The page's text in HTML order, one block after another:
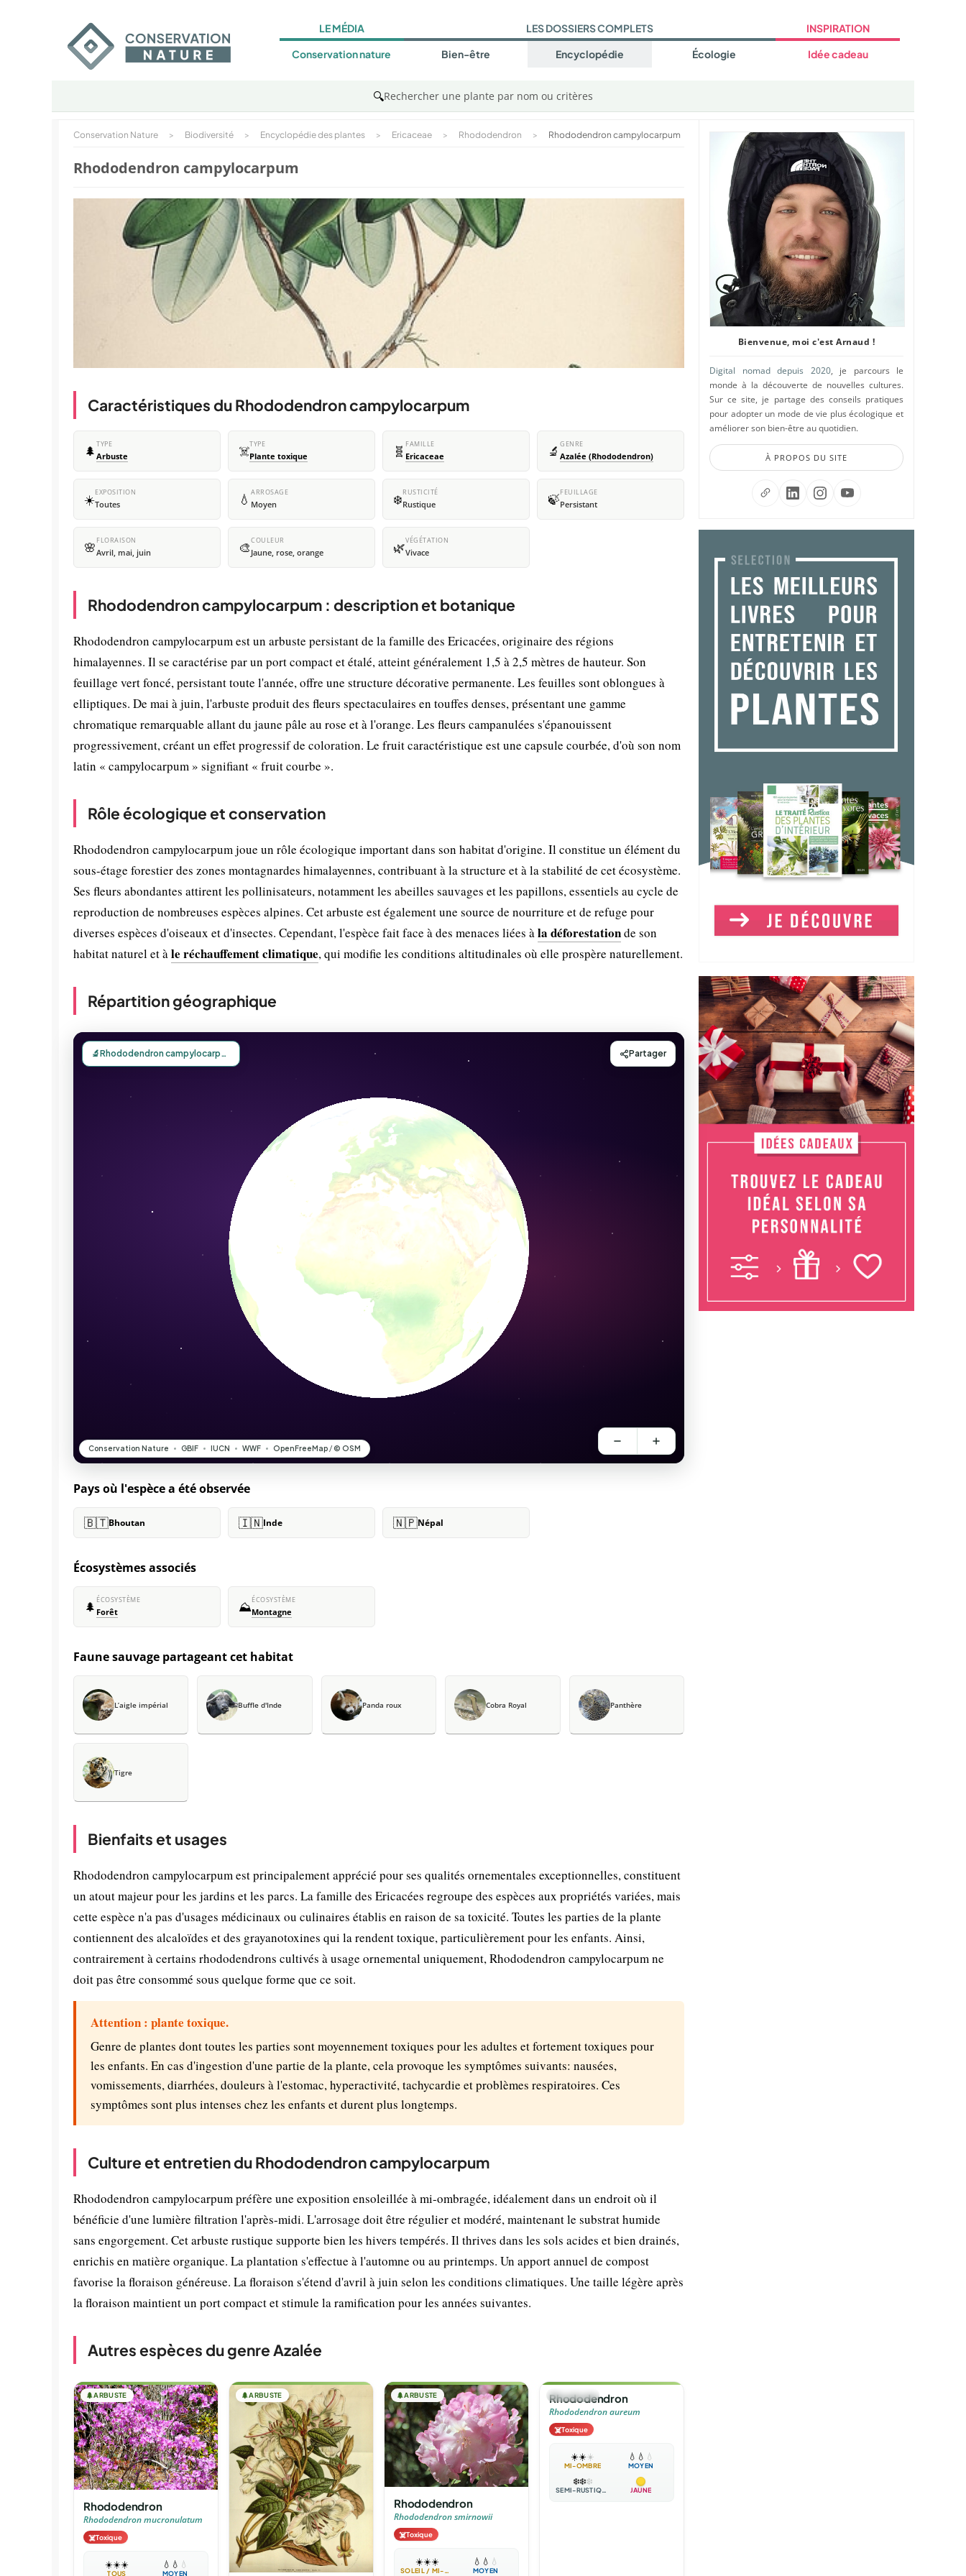
LE MÉDIA
Conservation nature
LES DOSSIERS COMPLETS
Bien-être Encyclopédie Écologie
INSPIRATION
Idée cadeau
🔍Rechercher une plante par nom ou critères
Conservation Nature > Biodiversité > Encyclopédie des plantes > Ericaceae > Rhododendron > Rhododendron campylocarpum
Rhododendron campylocarpum
Caractéristiques du Rhododendron campylocarpum
🌲 TYPE
Arbuste ☠️TYPE
Plante toxique 🧬 FAMILLE
Ericaceae 🔬 GENRE
Azalée (Rhododendron)
☀️EXPOSITION
Toutes 💧 ARROSAGE
Moyen ❄️RUSTICITÉ
Rustique 🍃FEUILLAGE
Persistant
🌸 FLORAISON
Avril, mai, juin 🎨COULEUR
Jaune, rose, orange 🌿VÉGÉTATION
Vivace
Rhododendron campylocarpum : description et botanique
Rhododendron campylocarpum est un arbuste persistant de la famille des Ericacées, originaire des régions
himalayennes. Il se caractérise par un port compact et étalé, atteint généralement 1,5 à 2,5 mètres de hauteur. Son
feuillage vert foncé, persistant toute l'année, offre une structure décorative permanente. Les feuilles sont oblongues à
elliptiques. De mai à juin, l'arbuste produit des fleurs spectaculaires en touffes denses, présentant une gamme
chromatique remarquable allant du jaune pâle au rose et à l'orange. Les fleurs campanulées s'épanouissent
progressivement, créant un effet progressif de coloration. Le fruit caractéristique est une capsule courbée, d'où son nom
latin « campylocarpum » signifiant « fruit courbe ».
Rôle écologique et conservation
Rhododendron campylocarpum joue un rôle écologique important dans son habitat d'origine. Il constitue un élément du
sous-étage forestier des zones montagnardes himalayennes, contribuant à la structure et à la stabilité de cet écosystème.
Ses fleurs abondantes attirent les pollinisateurs, notamment les abeilles sauvages et les papillons, essentiels au cycle de
reproduction de nombreuses espèces alpines. Cet arbuste est également une source de nourriture et de refuge pour
diverses espèces d'oiseaux et d'insectes. Cependant, l'espèce fait face à des menaces liées àla déforestationde son
habitat naturel et àle réchauffement climatique, qui modifie les conditions altitudinales où elle prospère naturellement.
Répartition géographique
Pays où l'espèce a été observée
🇧🇹Bhoutan 🇮🇳Inde 🇳🇵Népal
Écosystèmes associés
🌲 ÉCOSYSTÈME
Forêt ⛰️ÉCOSYSTÈME
Montagne
Faune sauvage partageant cet habitat
L’aigle impérial Buffle d'Inde Panda roux Cobra Royal Panthère
Tigre
Bienfaits et usages
Rhododendron campylocarpum est principalement apprécié pour ses qualités ornementales exceptionnelles, constituent
un atout majeur pour les jardins et les parcs. La famille des Ericacées regroupe des espèces aux propriétés variées, mais
cette espèce n'a pas d'usages médicinaux ou culinaires établis en raison de sa toxicité. Toutes les parties de la plante
contiennent des alcaloïdes et des grayanotoxines qui la rendent toxique, particulièrement pour les enfants. Ainsi,
contrairement à certains rhododendrons cultivés à usage ornemental uniquement, Rhododendron campylocarpum ne
doit pas être consommé sous quelque forme que ce soit.
Attention : plante toxique.
Genre de plantes dont toutes les parties sont moyennement toxiques pour les adultes et fortement toxiques pour
les enfants. En cas d'ingestion d'une partie de la plante, cela provoque les symptômes suivants: nausées,
vomissements, diarrhées, douleurs à l'estomac, hyperactivité, tachycardie et problèmes respiratoires. Ces
symptômes sont plus intenses chez les enfants et durent plus longtemps.
Culture et entretien du Rhododendron campylocarpum
Rhododendron campylocarpum préfère une exposition ensoleillée à mi-ombragée, idéalement dans un endroit où il
bénéficie d'une lumière filtration l'après-midi. L'arrosage doit être régulier et modéré, maintenant le substrat humide
sans engorgement. Cet arbuste rustique supporte bien les hivers tempérés. Il thrives dans les sols acides et bien drainés,
enrichis en matière organique. La plantation s'effectue à l'automne ou au printemps. Un apport annuel de compost
favorise la floraison généreuse. La floraison s'étend d'avril à juin selon les conditions climatiques. Une taille légère après
la floraison maintient un port compact et stimule la ramification pour les années suivantes.
Autres espèces du genre Azalée
🌲ARBUSTE
Rhododendron
Rhododendron mucronulatum
☠️Toxique
☀️☀️☀️
TOUS
💧 💧 💧
MOYEN
🌲ARBUSTE 🌲ARBUSTE
Rhododendron
Rhododendron smirnowii
☠️Toxique
☀️☀️☀️
SOLEIL / MI-OMBRE
💧 💧 💧
MOYEN
🌲ARBUSTE
Rhododendron
Rhododendron aureum
☠️Toxique
☀️☀️☀️
MI-OMBRE
💧 💧 💧
MOYEN
❄️❄️❄️
SEMI-RUSTIQUE JAUNE
Bienvenue, moi c'est Arnaud !
Digital nomad depuis 2020, je parcours le
monde à la découverte de nouvelles cultures.
Sur ce site, je partage des conseils pratiques
pour adopter un mode de vie plus écologique et
améliorer son bien-être au quotidien.
À PROPOS DU SITE